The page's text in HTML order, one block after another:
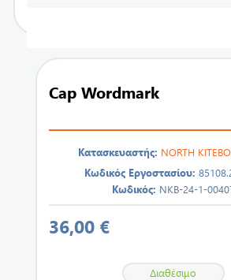
Cap Wordmark
Κατασκευαστής: NORTH
Κωδικός Εργοστασίου:
Κωδικός: NKB-24-1-
36,00 €
Διαθέσιμο